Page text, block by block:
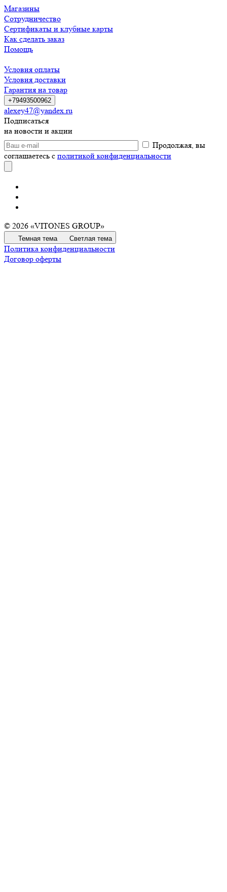
Магазины
Сотрудничество
Сертификаты и клубные карты
Как сделать заказ
Помощь
Условия оплаты
Условия доставки
Гарантия на товар
+79493500962
alexey47@yandex.ru
Подписаться
на новости и акции
Продолжая, вы
соглашаетесь с политикой конфиденциальности
© 2026 «VITONES GROUP»
Темная тема Светлая тема
Политика конфиденциальности
Договор оферты